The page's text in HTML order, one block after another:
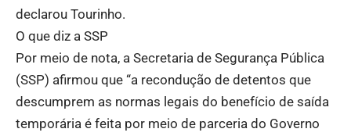
declarou Tourinho.
O que diz a SSP
Por meio de nota, a Secretaria de Segurança Pública
(SSP) afirmou que “a recondução de detentos que
descumprem as normas legais do benefício de saída
temporária é feita por meio de parceria do Governo